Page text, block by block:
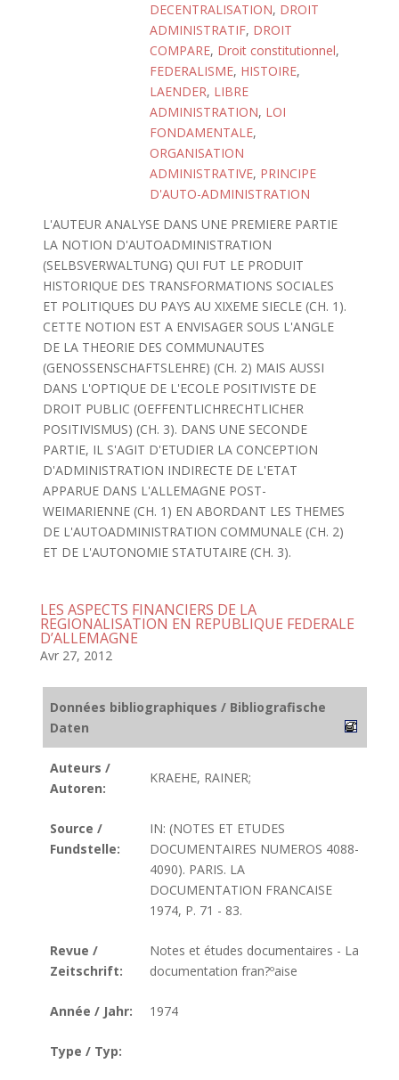
DECENTRALISATION, DROIT
ADMINISTRATIF, DROIT
COMPARE, Droit constitutionnel,
FEDERALISME, HISTOIRE,
LAENDER, LIBRE
ADMINISTRATION, LOI
FONDAMENTALE,
ORGANISATION
ADMINISTRATIVE, PRINCIPE
D'AUTO-ADMINISTRATION
L'AUTEUR ANALYSE DANS UNE PREMIERE PARTIE
LA NOTION D'AUTOADMINISTRATION
(SELBSVERWALTUNG) QUI FUT LE PRODUIT
HISTORIQUE DES TRANSFORMATIONS SOCIALES
ET POLITIQUES DU PAYS AU XIXEME SIECLE (CH. 1).
CETTE NOTION EST A ENVISAGER SOUS L'ANGLE
DE LA THEORIE DES COMMUNAUTES
(GENOSSENSCHAFTSLEHRE) (CH. 2) MAIS AUSSI
DANS L'OPTIQUE DE L'ECOLE POSITIVISTE DE
DROIT PUBLIC (OEFFENTLICHRECHTLICHER
POSITIVISMUS) (CH. 3). DANS UNE SECONDE
PARTIE, IL S'AGIT D'ETUDIER LA CONCEPTION
D'ADMINISTRATION INDIRECTE DE L'ETAT
APPARUE DANS L'ALLEMAGNE POST-
WEIMARIENNE (CH. 1) EN ABORDANT LES THEMES
DE L'AUTOADMINISTRATION COMMUNALE (CH. 2)
ET DE L'AUTONOMIE STATUTAIRE (CH. 3).
LES ASPECTS FINANCIERS DE LA
REGIONALISATION EN REPUBLIQUE FEDERALE
D’ALLEMAGNE
Avr 27, 2012
Données bibliographiques / Bibliografische
Daten
Auteurs /
Autoren:
KRAEHE, RAINER;
Source /
Fundstelle:
IN: (NOTES ET ETUDES
DOCUMENTAIRES NUMEROS 4088-
4090). PARIS. LA
DOCUMENTATION FRANCAISE
1974, P. 71 - 83.
Revue /
Zeitschrift:
Notes et études documentaires - La
documentation fran?ºaise
Année / Jahr: 1974
Type / Typ: